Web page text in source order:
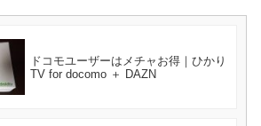
ドコモユーザーはメチャお得｜ひかり
TV for docomo ＋ DAZN